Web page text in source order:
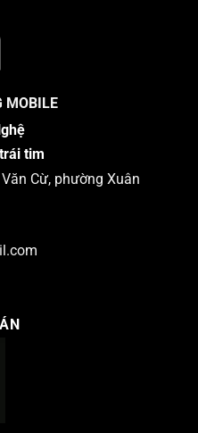
MOBILE
tim
Cừ, phường Xuân